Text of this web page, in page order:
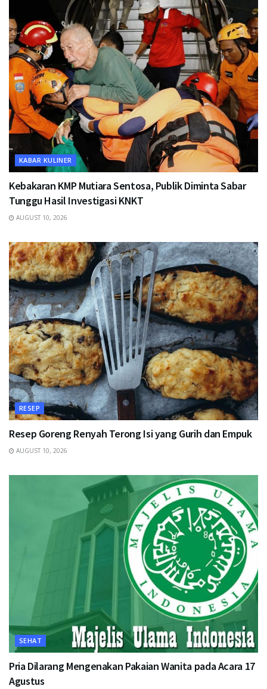
KABAR KULINER
Kebakaran KMP Mutiara Sentosa, Publik Diminta Sabar
Tunggu Hasil Investigasi KNKT
AUGUST 10, 2026
RESEP
Resep Goreng Renyah Terong Isi yang Gurih dan Empuk
AUGUST 10, 2026
SEHAT
Pria Dilarang Mengenakan Pakaian Wanita pada Acara 17
Agustus